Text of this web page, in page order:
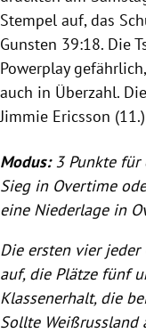
Stempel auf, das
Gunsten 39:18. Die
Powerplay
auch in Überzahl.
Jimmie Ericsson
Modus:3 Punkte für
Sieg in Overtime
eine Niederlage in
Die ersten vier
auf, die Plätze fünf
Klassenerhalt, die
Sollte Weißrussland